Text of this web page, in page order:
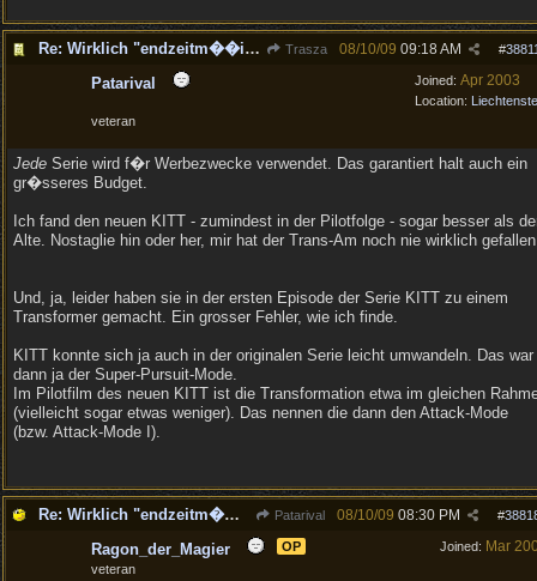
Re: Wirklich "endzeitm��ig", oder was?! Trasza #
08/10/09 09:18 AM
Joined: Apr 2003
Location:
Patarival
veteran
Jede Serie wird f�r Werbezwecke verwendet. Das garantiert halt auch ein
gr�sseres Budget.
Ich fand den neuen KITT - zumindest in der Pilotfolge - sogar besser als
Alte. Nostaglie hin oder her, mir hat der Trans-Am noch nie wirklich
Und, ja, leider haben sie in der ersten Episode der Serie KITT zu einem
Transformer gemacht. Ein grosser Fehler, wie ich finde.
KITT konnte sich ja auch in der originalen Serie leicht umwandeln. Das war
dann ja der Super-Pursuit-Mode.
Im Pilotfilm des neuen KITT ist die Transformation etwa im gleichen
(vielleicht sogar etwas weniger). Das nennen die dann den Attack-Mode
(bzw. Attack-Mode I).
Re: Wirklich "endzeitm��ig", oder was?! Patarival #
08/10/09 08:30 PM
Joined: Mar
Ragon_der_Magier
OP
veteran